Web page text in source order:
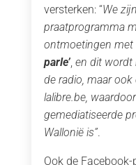
versterken: “We
praatprogramma
ontmoetingen met
parle’,en dit wordt
de radio, maar
lalibre.be,
gemediatiseerde
Wallonië is”.
Ook de